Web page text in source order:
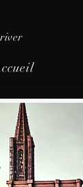
river